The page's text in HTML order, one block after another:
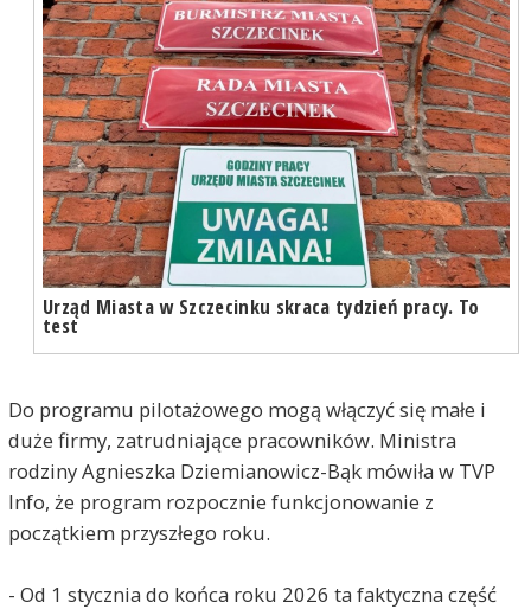
Urząd Miasta w Szczecinku skraca tydzień pracy. To
test
Do programu pilotażowego mogą włączyć się małe i
duże firmy, zatrudniające pracowników. Ministra
rodziny Agnieszka Dziemianowicz-Bąk mówiła w TVP
Info, że program rozpocznie funkcjonowanie z
początkiem przyszłego roku.
- Od 1 stycznia do końca roku 2026 ta faktyczna część